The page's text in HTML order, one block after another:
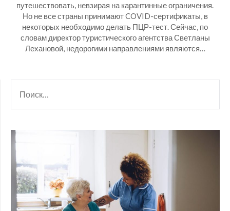
путешествовать, невзирая на карантинные ограничения.
Но не все страны принимают COVID-сертификаты, в
некоторых необходимо делать ПЦР-тест. Сейчас, по
словам директор туристического агентства Светланы
Лехановой, недорогими направлениями являются…